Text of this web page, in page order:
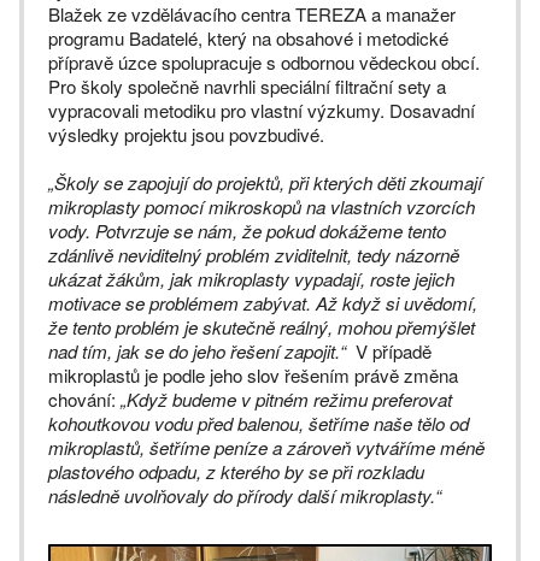
Blažek ze vzdělávacího centra TEREZA a manažer
programu Badatelé, který na obsahové i metodické
přípravě úzce spolupracuje s odbornou vědeckou obcí.
Pro školy společně navrhli speciální filtrační sety a
vypracovali metodiku pro vlastní výzkumy. Dosavadní
výsledky projektu jsou povzbudivé.
„Školy se zapojují do projektů, při kterých děti zkoumají
mikroplasty pomocí mikroskopů na vlastních vzorcích
vody. Potvrzuje se nám, že pokud dokážeme tento
zdánlivě neviditelný problém zviditelnit, tedy názorně
ukázat žákům, jak mikroplasty vypadají, roste jejich
motivace se problémem zabývat. Až když si uvědomí,
že tento problém je skutečně reálný, mohou přemýšlet
nad tím, jak se do jeho řešení zapojit.“V případě
mikroplastů je podle jeho slov řešením právě změna
chování: „Když budeme v pitném režimu preferovat
kohoutkovou vodu před balenou, šetříme naše tělo od
mikroplastů, šetříme peníze a zároveň vytváříme méně
plastového odpadu, z kterého by se při rozkladu
následně uvolňovaly do přírody další mikroplasty.“